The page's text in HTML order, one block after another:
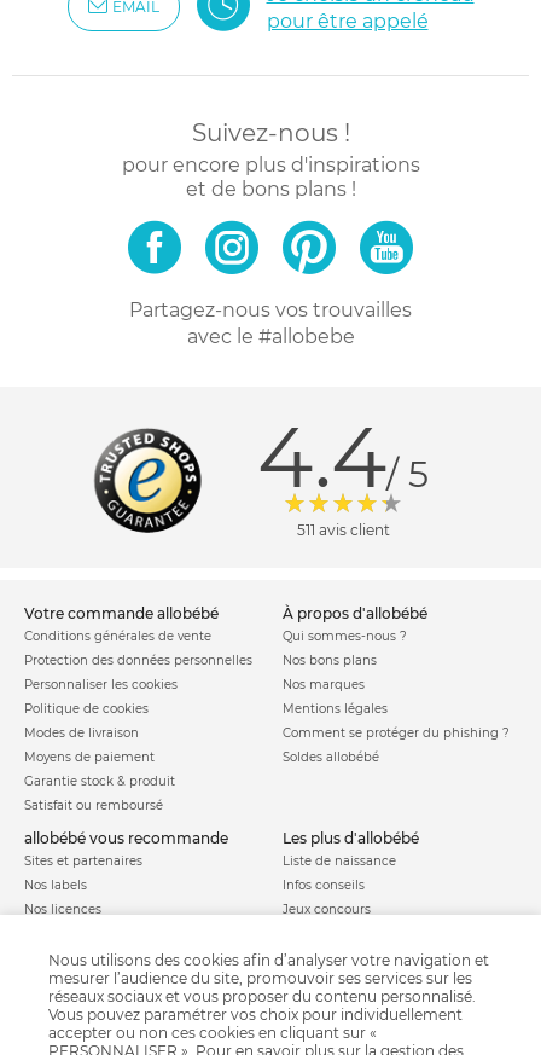
EMAIL
pour être appelé
Suivez-nous !
pour encore plus d'inspirations
et de bons plans !
Partagez-nous vos trouvailles
avec le #allobebe
4.4/ 5
511 avis client
votre commande allobébé
Conditions générales de vente
Protection des données personnelles
Personnaliser les cookies
Politique de cookies
Modes de livraison
Moyens de paiement
Garantie stock & produit
Satisfait ou remboursé
à propos d'allobébé
Qui sommes-nous ?
Nos bons plans
Nos marques
Mentions légales
Comment se protéger du phishing ?
Soldes allobébé
allobébé vous recommande
Sites et partenaires
Nos labels
Nos licences
les plus d'allobébé
Liste de naissance
Infos conseils
Jeux concours
Parrainage
Paiement sécurisé
Nous utilisons des cookies afin d’analyser votre navigation et
mesurer l’audience du site, promouvoir ses services sur les
réseaux sociaux et vous proposer du contenu personnalisé.
Vous pouvez paramétrer vos choix pour individuellement
accepter ou non ces cookies en cliquant sur «
PERSONNALISER ». Pour en savoir plus sur la gestion des